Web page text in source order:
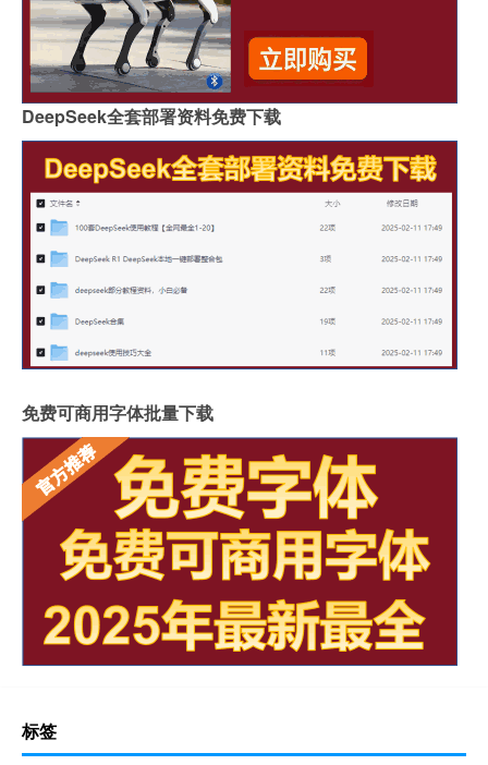
DeepSeek全套部署资料免费下载
免费可商用字体批量下载
标签